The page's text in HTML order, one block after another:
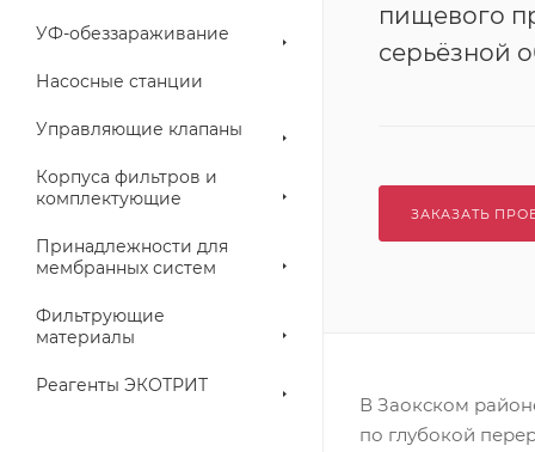
УФ-обеззараживание
Насосные станции
Управляющие клапаны
Корпуса фильтров и
комплектующие
Принадлежности для
мембранных систем
Фильтрующие
материалы
Реагенты ЭКОТРИТ
пищевого
серьёзной
ЗАКАЗАТЬ
В Заокском
по глубокой